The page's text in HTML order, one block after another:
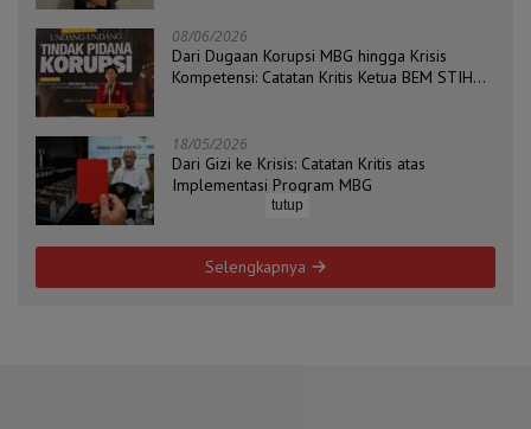
08/06/2026
Dari Dugaan Korupsi MBG hingga Krisis
Kompetensi: Catatan Kritis Ketua BEM STIH
18/05/2026
Dari Gizi ke Krisis: Catatan Kritis atas
Implementasi Program MBG
Selengkapnya
tutup